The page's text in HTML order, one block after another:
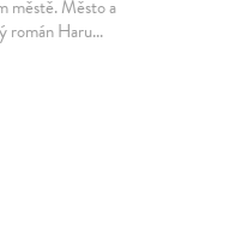
městě. Město a
román Haru...